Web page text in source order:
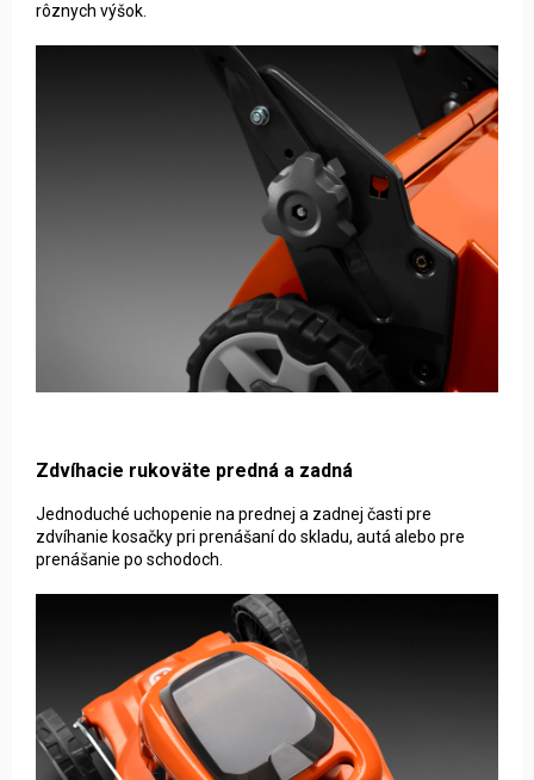
rôznych výšok.
Zdvíhacie rukoväte predná a zadná
Jednoduché uchopenie na prednej a zadnej časti pre
zdvíhanie kosačky pri prenášaní do skladu, autá alebo pre
prenášanie po schodoch.